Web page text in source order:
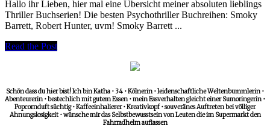
Hallo ihr Lieben, hier mal eine Übersicht meiner absoluten lieblings
Thriller Buchserien! Die besten Psychothriller Buchreihen: Smoky
Barrett, Robert Hunter, uvm! Smoky Barrett ...
Read the Post
Schön dass du hier bist! Ich bin Katha • 34 • Kölnerin • leidenschaftliche Weltenbummlerin •
Abenteurerin • bestechlich mit gutem Essen • mein Essverhalten gleicht einer Sumoringerin •
Popcornduft süchtig • Kaffeeinhalierer • Kreativkopf • souveränes Auftreten bei völliger
Ahnungslosigkeit • wünsche mir das Selbstbewusstsein von Leuten die im Supermarkt den
Fahrradhelm auflassen